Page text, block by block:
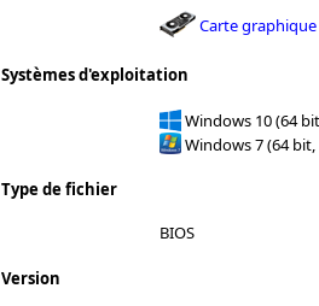
Carte graphique
Systèmes d'exploitation
Windows 10 (64
Windows 7 (64 bit,
Type de fichier
BIOS
Version